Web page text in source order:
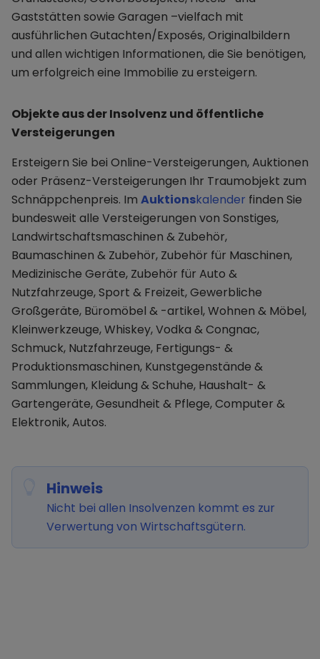
Gaststätten sowie Garagen –vielfach mit
ausführlichen Gutachten/Exposés, Originalbildern
und allen wichtigen Informationen, die Sie benötigen,
um erfolgreich eine Immobilie zu ersteigern.
Objekte aus der Insolvenz und öffentliche
Versteigerungen
Ersteigern Sie bei Online-Versteigerungen, Auktionen
oder Präsenz-Versteigerungen Ihr Traumobjekt zum
Schnäppchenpreis. Im Auktionskalender finden Sie
bundesweit alle Versteigerungen von Sonstiges,
Landwirtschaftsmaschinen & Zubehör,
Baumaschinen & Zubehör, Zubehör für Maschinen,
Medizinische Geräte, Zubehör für Auto &
Nutzfahrzeuge, Sport & Freizeit, Gewerbliche
Großgeräte, Büromöbel & -artikel, Wohnen & Möbel,
Kleinwerkzeuge, Whiskey, Vodka & Congnac,
Schmuck, Nutzfahrzeuge, Fertigungs- &
Produktionsmaschinen, Kunstgegenstände &
Sammlungen, Kleidung & Schuhe, Haushalt- &
Gartengeräte, Gesundheit & Pflege, Computer &
Elektronik, Autos.
Hinweis
Nicht bei allen Insolvenzen kommt es zur
Verwertung von Wirtschaftsgütern.